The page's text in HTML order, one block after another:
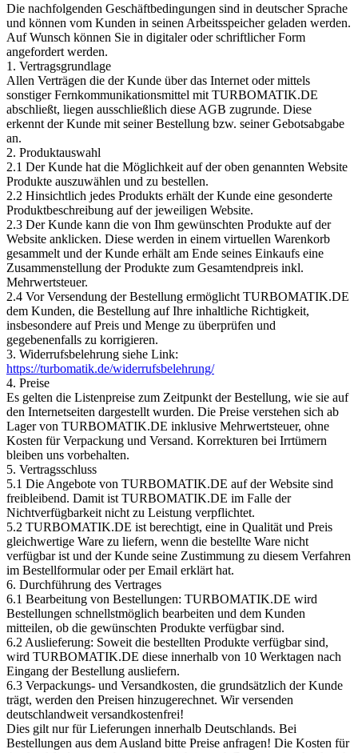
Die nachfolgenden Geschäftbedingungen sind in deutscher Sprache
und können vom Kunden in seinen Arbeitsspeicher geladen werden.
Auf Wunsch können Sie in digitaler oder schriftlicher Form
angefordert werden.
1. Vertragsgrundlage
Allen Verträgen die der Kunde über das Internet oder mittels
sonstiger Fernkommunikationsmittel mit TURBOMATIK.DE
abschließt, liegen ausschließlich diese AGB zugrunde. Diese
erkennt der Kunde mit seiner Bestellung bzw. seiner Gebotsabgabe
an.
2. Produktauswahl
2.1 Der Kunde hat die Möglichkeit auf der oben genannten Website
Produkte auszuwählen und zu bestellen.
2.2 Hinsichtlich jedes Produkts erhält der Kunde eine gesonderte
Produktbeschreibung auf der jeweiligen Website.
2.3 Der Kunde kann die von Ihm gewünschten Produkte auf der
Website anklicken. Diese werden in einem virtuellen Warenkorb
gesammelt und der Kunde erhält am Ende seines Einkaufs eine
Zusammenstellung der Produkte zum Gesamtendpreis inkl.
Mehrwertsteuer.
2.4 Vor Versendung der Bestellung ermöglicht TURBOMATIK.DE
dem Kunden, die Bestellung auf Ihre inhaltliche Richtigkeit,
insbesondere auf Preis und Menge zu überprüfen und
gegebenenfalls zu korrigieren.
3. Widerrufsbelehrung siehe Link:
https://turbomatik.de/widerrufsbelehrung/
4. Preise
Es gelten die Listenpreise zum Zeitpunkt der Bestellung, wie sie auf
den Internetseiten dargestellt wurden. Die Preise verstehen sich ab
Lager von TURBOMATIK.DE inklusive Mehrwertsteuer, ohne
Kosten für Verpackung und Versand. Korrekturen bei Irrtümern
bleiben uns vorbehalten.
5. Vertragsschluss
5.1 Die Angebote von TURBOMATIK.DE auf der Website sind
freibleibend. Damit ist TURBOMATIK.DE im Falle der
Nichtverfügbarkeit nicht zu Leistung verpflichtet.
5.2 TURBOMATIK.DE ist berechtigt, eine in Qualität und Preis
gleichwertige Ware zu liefern, wenn die bestellte Ware nicht
verfügbar ist und der Kunde seine Zustimmung zu diesem Verfahren
im Bestellformular oder per Email erklärt hat.
6. Durchführung des Vertrages
6.1 Bearbeitung von Bestellungen: TURBOMATIK.DE wird
Bestellungen schnellstmöglich bearbeiten und dem Kunden
mitteilen, ob die gewünschten Produkte verfügbar sind.
6.2 Auslieferung: Soweit die bestellten Produkte verfügbar sind,
wird TURBOMATIK.DE diese innerhalb von 10 Werktagen nach
Eingang der Bestellung ausliefern.
6.3 Verpackungs- und Versandkosten, die grundsätzlich der Kunde
trägt, werden den Preisen hinzugerechnet. Wir versenden
deutschlandweit versandkostenfrei!
Dies gilt nur für Lieferungen innerhalb Deutschlands. Bei
Bestellungen aus dem Ausland bitte Preise anfragen! Die Kosten für